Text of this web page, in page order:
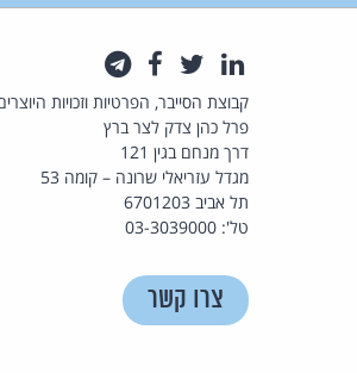
לינקדאין
טוויטרפייסבוק
קבוצת הסייבר, הפרטיות וזכויות
פרל כהן צדק לצר ברץ
דרך מנחם בגין 121
מגדל עזריאלי שרונה – קומה 53
תל אביב 6701203
טל': 03-3039000
צרו קשר